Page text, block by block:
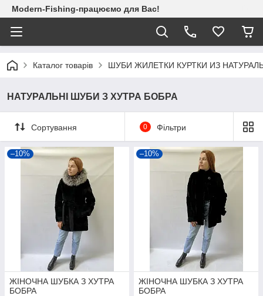
Modern-Fishing-працюємо для Вас!
Каталог товарів ШУБИ ЖИЛЕТКИ КУРТКИ ИЗ
НАТУРАЛЬНІ ШУБИ З ХУТРА БОБРА
Сортування 0 Фільтри
–10%
ЖІНОЧНА ШУБКА З ХУТРА
БОБРА
–10%
ЖІНОЧНА ШУБКА З ХУТРА
БОБРА